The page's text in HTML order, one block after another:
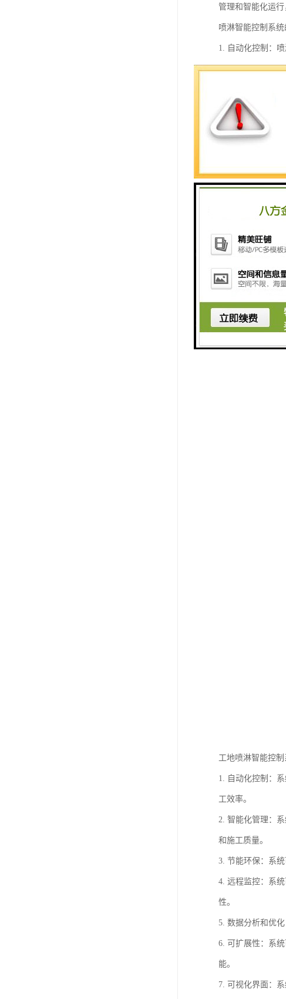
管理和智能化运行
喷淋智能控制系统
1. 自动化控制：
件自动调节喷淋
2. 控制：喷淋智
制，提高喷淋的效
3. 多功能性：喷
4. 节能环保：喷
5. 远程控制：喷
户随时随地对喷
6. 数据分析：喷
了解喷淋设备的
工地喷淋智能控制
1. 自动化控制：
工效率。
2. 智能化管理：
和施工质量。
3. 节能环保：系
4. 远程监控：系
性。
5. 数据分析和优
6. 可扩展性：系
能。
7. 可视化界面：